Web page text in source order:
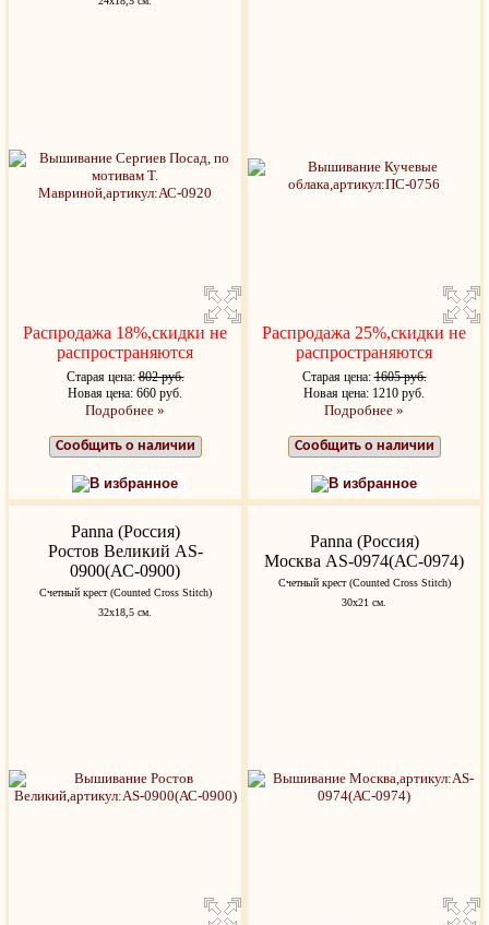
Распродажа 18%,скидки не
распространяются
Старая цена:802 руб.
Новая цена: 660 руб.
Подробнее »
Сообщить о наличии
В избранное
Распродажа 25%,скидки не
распространяются
Старая цена:1605 руб.
Новая цена: 1210 руб.
Подробнее »
Сообщить о наличии
В избранное
Panna (Россия)
Ростов Великий AS-
0900(АС-0900)
Счетный крест (Counted Cross Stitch)
32х18,5 см.
Panna (Россия)
Москва AS-0974(АС-0974)
Счетный крест (Counted Cross Stitch)
30х21 см.